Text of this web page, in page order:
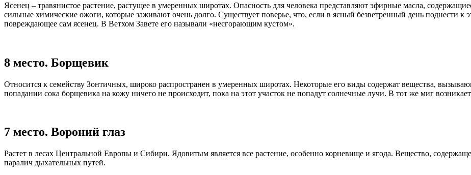
Ясенец – травянистое растение, растущее в умеренных широтах. Опасность для человека представляют эфирные масла,
сильные химические ожоги, которые заживают очень долго. Существует поверье, что, если в ясный безветренный день поднести к
повреждающее сам ясенец. В Ветхом Завете его называли «несгорающим кустом».
8 место. Борщевик
Относится к семейству Зонтичных, широко распространен в умеренных широтах. Некоторые его виды содержат вещества,
попадании сока борщевика на кожу ничего не происходит, пока на этот участок не попадут солнечные лучи. В тот же миг
7 место. Вороний глаз
Растет в лесах Центральной Европы и Сибири. Ядовитым является все растение, особенно корневище и ягода. Вещество,
паралич дыхательных путей.